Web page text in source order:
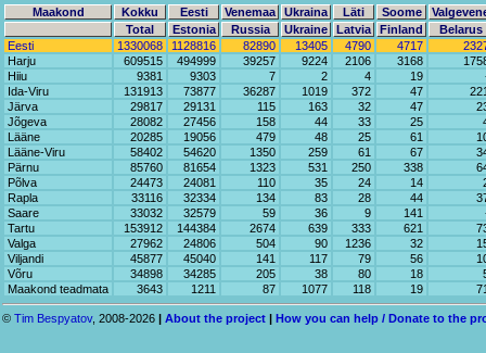
Maakond Kokku Eesti Venemaa Ukraina Läti Soome
Total
Estonia Russia Ukraine Latvia Finland
Belarus
Eesti
1330068 1128816 82890 13405 4790 4717
Harju
609515 494999 39257 9224 2106 3168
Hiiu
9381 9303 7 2 4 19
Ida-Viru
131913 73877 36287 1019 372 47
Järva
29817 29131 115 163 32 47
Jõgeva
28082 27456 158 44 33 25
Lääne
20285 19056 479 48 25 61
Lääne-Viru
58402 54620 1350 259 61 67
Pärnu
85760 81654 1323 531 250 338
Põlva
24473 24081 110 35 24 14
Rapla
33116 32334 134 83 28 44
Saare
33032 32579 59 36 9 141
Tartu
153912 144384 2674 639 333 621
Valga
27962 24806 504 90 1236 32
Viljandi
45877 45040 141 117 79 56
Võru
34898 34285 205 38 80 18
Maakond teadmata
3643 1211 87 1077 118 19
© Tim Bespyatov, 2008-2026 | About the project | How you can help / Donate to the